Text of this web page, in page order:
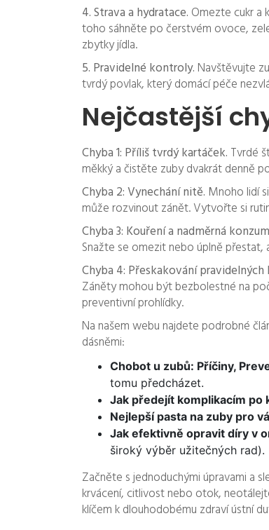
4. Strava a hydratace. Omezte cukr a
toho sáhněte po čerstvém ovoce,
zbytky jídla.
5. Pravidelné kontroly. Navštěvujte
tvrdý povlak, který domácí péče
Nejčastější
Chyba 1: Příliš tvrdý kartáček. Tvrdé
měkký a čistěte zuby dvakrát denně
Chyba 2: Vynechání nitě. Mnoho lidí
může rozvinout zánět. Vytvořte si
Chyba 3: Kouření a nadměrná
Snažte se omezit nebo úplně
Chyba 4: Přeskakování
Záněty mohou být bezbolestné na
preventivní prohlídky.
Na našem webu najdete podrobné
dásněmi:
Chobot u zubů: Příčiny,
tomu předcházet.
Jak předejít komplikacím po
Nejlepší pasta na zuby pro
Jak efektivně opravit díry v
široký výběr užitečných rad).
Začněte s jednoduchými úpravami a
krvácení, citlivost nebo otok,
klíčem k dlouhodobému zdraví ústní